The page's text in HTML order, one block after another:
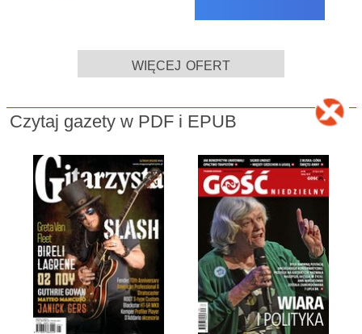
więcej ofert
Czytaj gazety w PDF i EPUB